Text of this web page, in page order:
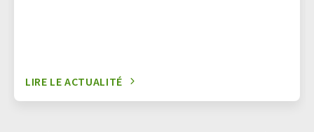
LIRE LE ACTUALITÉ